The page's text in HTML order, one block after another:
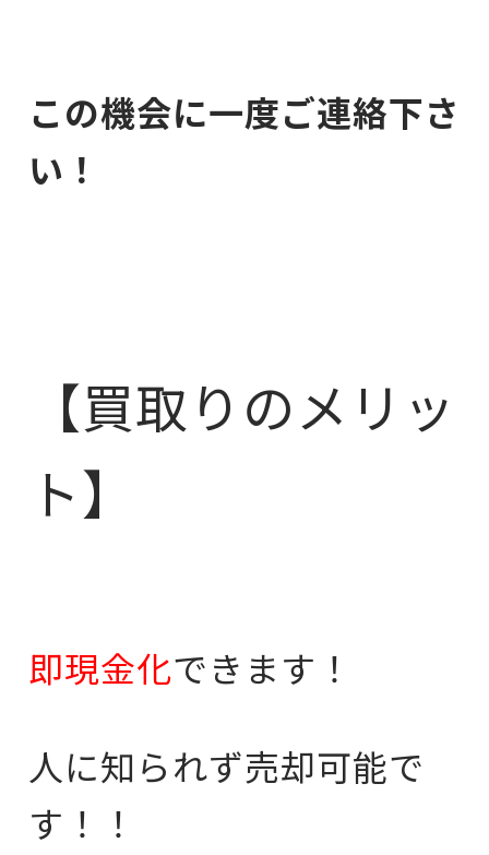
この機会に一度ご連絡下さ
い！
【買取りのメリッ
ト】
即現金化できます！
人に知られず売却可能で
す！！